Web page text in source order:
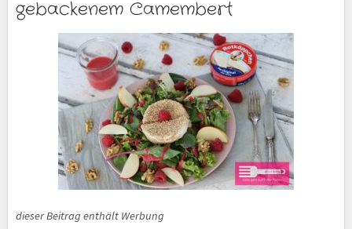
gebackenem Camembert
dieser Beitrag enthält Werbung